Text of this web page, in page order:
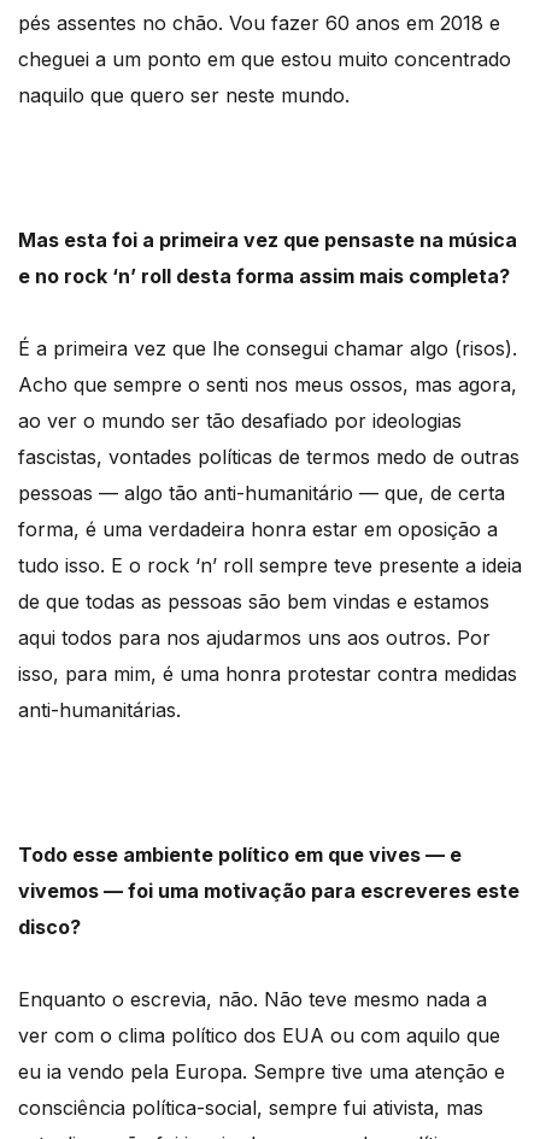
pés assentes no chão. Vou fazer 60 anos em 2018 e
cheguei a um ponto em que estou muito concentrado
naquilo que quero ser neste mundo.
Mas esta foi a primeira vez que pensaste na música
e no rock ‘n’ roll desta forma assim mais completa?
É a primeira vez que lhe consegui chamar algo (risos).
Acho que sempre o senti nos meus ossos, mas agora,
ao ver o mundo ser tão desafiado por ideologias
fascistas, vontades políticas de termos medo de outras
pessoas — algo tão anti-humanitário — que, de certa
forma, é uma verdadeira honra estar em oposição a
tudo isso. E o rock ‘n’ roll sempre teve presente a ideia
de que todas as pessoas são bem vindas e estamos
aqui todos para nos ajudarmos uns aos outros. Por
isso, para mim, é uma honra protestar contra medidas
anti-humanitárias.
Todo esse ambiente político em que vives — e
vivemos — foi uma motivação para escreveres este
disco?
Enquanto o escrevia, não. Não teve mesmo nada a
ver com o clima político dos EUA ou com aquilo que
eu ia vendo pela Europa. Sempre tive uma atenção e
consciência política-social, sempre fui ativista, mas